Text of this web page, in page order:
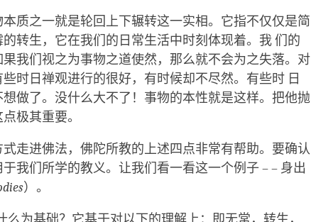
质之一就是轮回上下辗转这一实相。它指不仅仅是简
转生，它在我们的日常生活中时刻体现着。我 们的
我们视之为事物之道使然，那么就不会为之失落。对
时日禅观进行的很好，有时候却不尽然。有些时 日
做了。没什么大不了！事物的本性就是这样。把他抛
极其重要。
走进佛法，佛陀所教的上述四点非常有帮助。要确认
我们所学的教义。让我们看一看这一个例子 – – 身出
）。